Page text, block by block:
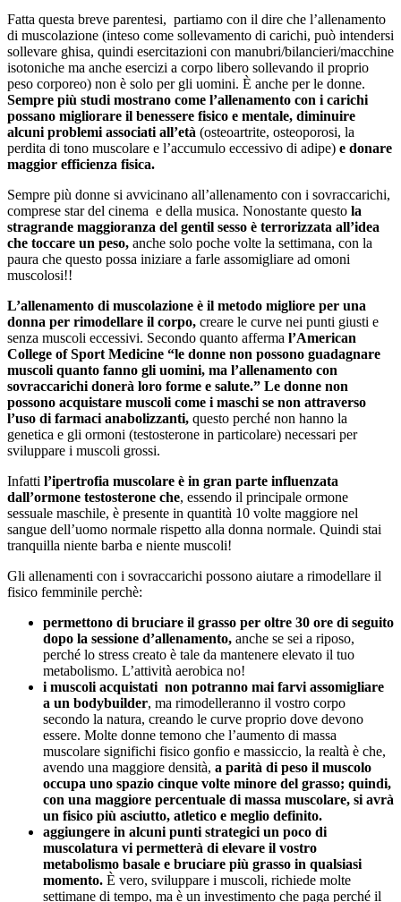
Fatta questa breve parentesi, partiamo con il dire che l’allenamento
di muscolazione (inteso come sollevamento di carichi, può intendersi
sollevare ghisa, quindi esercitazioni con manubri/bilancieri/macchine
isotoniche ma anche esercizi a corpo libero sollevando il proprio
peso corporeo) non è solo per gli uomini. È anche per le donne.
Sempre più studi mostrano come l’allenamento con i carichi
possano migliorare il benessere fisico e mentale, diminuire
alcuni problemi associati all’età (osteoartrite, osteoporosi, la
perdita di tono muscolare e l’accumulo eccessivo di adipe) e donare
maggior efficienza fisica.
Sempre più donne si avvicinano all’allenamento con i sovraccarichi,
comprese star del cinema e della musica. Nonostante questo la
stragrande maggioranza del gentil sesso è terrorizzata all’idea
che toccare un peso, anche solo poche volte la settimana, con la
paura che questo possa iniziare a farle assomigliare ad omoni
muscolosi!!
L’allenamento di muscolazione è il metodo migliore per una
donna per rimodellare il corpo, creare le curve nei punti giusti e
senza muscoli eccessivi. Secondo quanto afferma l’American
College of Sport Medicine “le donne non possono guadagnare
muscoli quanto fanno gli uomini, ma l’allenamento con
sovraccarichi donerà loro forme e salute.” Le donne non
possono acquistare muscoli come i maschi se non attraverso
l’uso di farmaci anabolizzanti, questo perché non hanno la
genetica e gli ormoni (testosterone in particolare) necessari per
sviluppare i muscoli grossi.
Infatti l’ipertrofia muscolare è in gran parte influenzata
dall’ormone testosterone che, essendo il principale ormone
sessuale maschile, è presente in quantità 10 volte maggiore nel
sangue dell’uomo normale rispetto alla donna normale. Quindi stai
tranquilla niente barba e niente muscoli!
Gli allenamenti con i sovraccarichi possono aiutare a rimodellare il
fisico femminile perchè:
permettono di bruciare il grasso per oltre 30 ore di seguito
dopo la sessione d’allenamento, anche se sei a riposo,
perché lo stress creato è tale da mantenere elevato il tuo
metabolismo. L’attività aerobica no!
i muscoli acquistati non potranno mai farvi assomigliare
a un bodybuilder, ma rimodelleranno il vostro corpo
secondo la natura, creando le curve proprio dove devono
essere. Molte donne temono che l’aumento di massa
muscolare significhi fisico gonfio e massiccio, la realtà è che,
avendo una maggiore densità, a parità di peso il muscolo
occupa uno spazio cinque volte minore del grasso; quindi,
con una maggiore percentuale di massa muscolare, si avrà
un fisico più asciutto, atletico e meglio definito.
aggiungere in alcuni punti strategici un poco di
muscolatura vi permetterà di elevare il vostro
metabolismo basale e bruciare più grasso in qualsiasi
momento. È vero, sviluppare i muscoli, richiede molte
settimane di tempo, ma è un investimento che paga perché il